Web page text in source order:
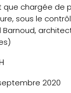
que chargée de
sous le
Barnoud,
2020